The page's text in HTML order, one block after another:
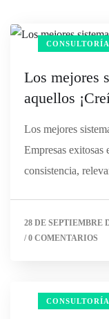
CONSULTORÍA
Los mejores
aquellos
Los mejores
Empresas exitosas
consistencia,
28 DE SEPTIEMBRE
/0 COMENTARIOS
CONSULTORÍA